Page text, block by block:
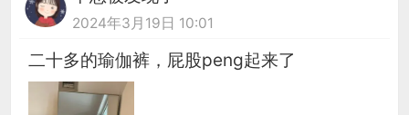
2024年3月19日 10:01
二十多的瑜伽裤，屁股peng起来了